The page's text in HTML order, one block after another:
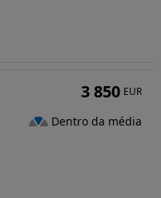
3 850 EUR
Dentro da média